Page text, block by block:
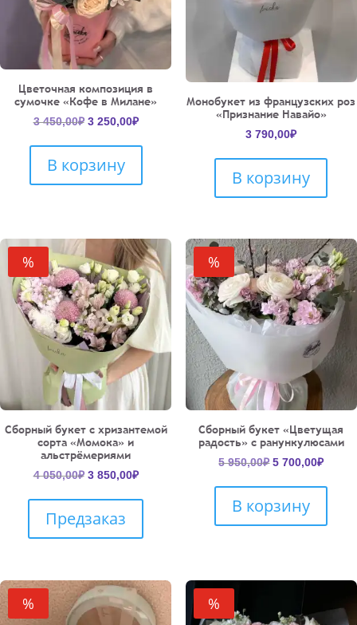
Цветочная композиция в
сумочке «Кофе в Милане»
3 450,00₽ Первоначальная
3
450,00₽.
3 250,00₽Текущая
В корзину
Монобукет из французских роз
«Признание Навайо»
3 790,00₽
В корзину
%
Сборный букет с хризантемой
сорта «Момока» и
альстрёмериями
4 050,00₽ Первоначальная
4
050,00₽.
3 850,00₽Текущая
Предзаказ
%
Сборный букет «Цветущая
радость» с ранункулюсами
5 950,00₽
5
950,00₽.
5 700,00₽
В корзину
% %